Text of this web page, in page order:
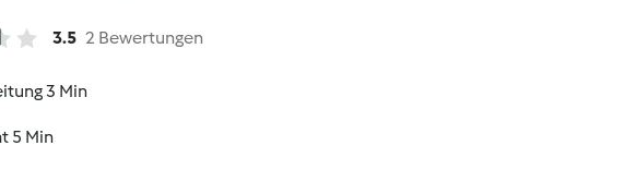
3.5 2 Bewertungen
3 Min
5 Min